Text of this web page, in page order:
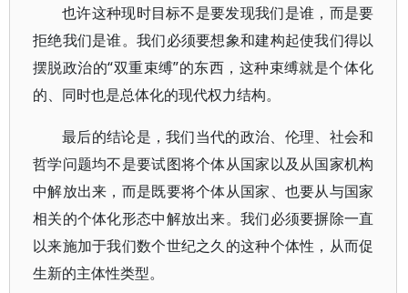
也许这种现时目标不是要发现我们是谁，而是要
拒绝我们是谁。我们必须要想象和建构起使我们得以
摆脱政治的“双重束缚”的东西，这种束缚就是个体化
的、同时也是总体化的现代权力结构。
最后的结论是，我们当代的政治、伦理、社会和
哲学问题均不是要试图将个体从国家以及从国家机构
中解放出来，而是既要将个体从国家、也要从与国家
相关的个体化形态中解放出来。我们必须要摒除一直
以来施加于我们数个世纪之久的这种个体性，从而促
生新的主体性类型。